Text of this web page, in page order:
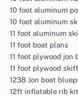
10 foot aluminum
10 foot aluminum
11 foot aluminum
11 foot boat plans
11 foot plywood jon
11 foot plywood
1238 Jon boat
12ft inflatable rib kit